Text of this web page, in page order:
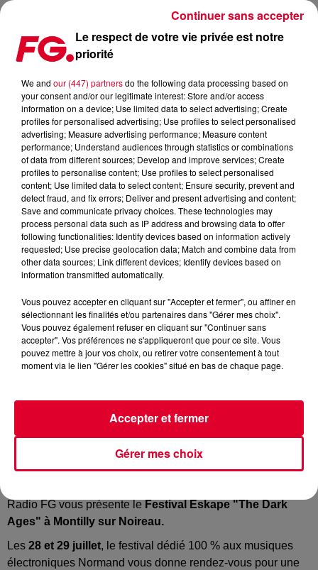
ESKAPE FESTIVAL 2023 "THE DARK AGES"
Publié : 30 juin 2023 à 9h41 par Nathalie ANTIC
La seconde édition de l'unique
festival dédié aux musiques
électroniques en plein coeur de la
Normandie
Radio FG vous présente le Festival Eskape "The Dark
Ages" à Montilly sur Noireau.
Les 28 et 29 juillet, le festival dédié 100 % aux musiques
électroniques Normand vous donne rendez-vous pour une
Le respect de votre vie privée est notre
priorité
We and our (447) partnersdo the following data processing based on
your consent and/or our legitimate interest: Store and/or access
information on a device; Use limited data to select advertising; Create
profiles for personalised advertising; Use profiles to select personalised
advertising; Measure advertising performance; Measure content
performance; Understand audiences through statistics or combinations
of data from different sources; Develop and improve services; Create
profiles to personalise content; Use profiles to select personalised
content; Use limited data to select content; Ensure security, prevent and
detect fraud, and fix errors; Deliver and present advertising and content;
Save and communicate privacy choices. These technologies may
process personal data such as IP address and browsing data to offer
following functionalities: Identify devices based on information actively
requested; Use precise geolocation data; Match and combine data from
other data sources; Link different devices; Identify devices based on
information transmitted automatically.
Vous pouvez accepter en cliquant sur "Accepter et fermer", ou affiner en
sélectionnant les finalités et/ou partenaires dans "Gérer mes choix".
Vous pouvez également refuser en cliquant sur "Continuer sans
accepter". Vos préférences ne s'appliqueront que pour ce site. Vous
pouvez mettre à jour vos choix, ou retirer votre consentement à tout
moment via le lien "Gérer les cookies" situé en bas de chaque page.
Gérer mes choix
Accepter et fermer
Continuer sans accepter